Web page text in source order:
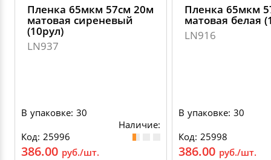
Пленка 65мкм 57см 20м
матовая сиреневый
(10рул)
LN937
В упаковке: 30
Наличие:
Код: 25996
386.00 руб./шт.
Пленка 65мкм
матовая белая
LN916
В упаковке: 30
Код: 25998
386.00 руб./шт.